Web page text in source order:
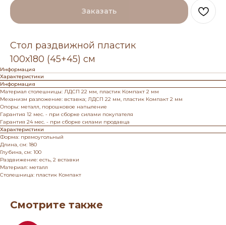
Заказать
Стол раздвижной пластик
100х180 (45+45) см
Информация
Характеристики
Информация
Материал столешницы: ЛДСП 22 мм, пластик Компакт 2 мм
Механизм разложение: вставка; ЛДСП 22 мм, пластик Компакт 2 мм
Опоры: металл, порошковое напыление
Гарантия 12 мес. - при сборке силами покупателя
Гарантия 24 мес. - при сборке силами продавца
Характеристики
Форма: прямоугольный
Длина, см: 180
Глубина, см: 100
Раздвижение: есть, 2 вставки
Материал: металл
Столешница: пластик Компакт
Смотрите также